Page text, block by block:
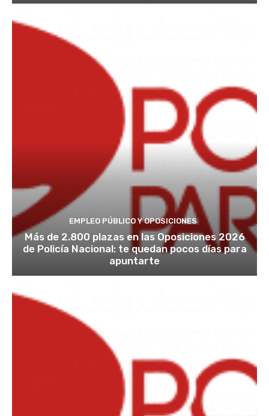
EMPLEO PÚBLICO Y OPOSICIONES
Más de 2.800 plazas en las Oposiciones 2026
de Policía Nacional: te quedan pocos días para
apuntarte